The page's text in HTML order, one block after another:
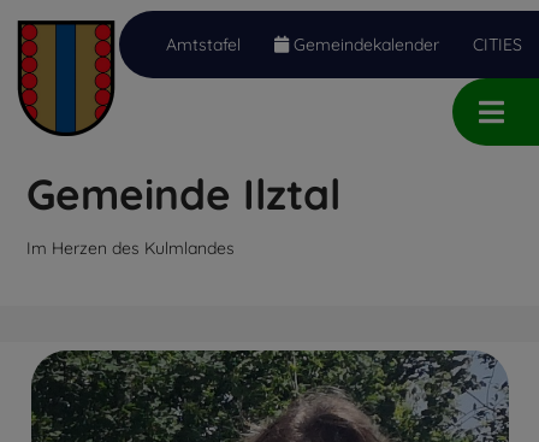
Inhalt
(Accesskey
1)
Hauptmenü
(Accesskey
2)
Quicklinks
(Accesskey
3)
Gemeinde Ilztal
Im Herzen des Kulmlandes
Amtstafel Gemeindekalender CITIES